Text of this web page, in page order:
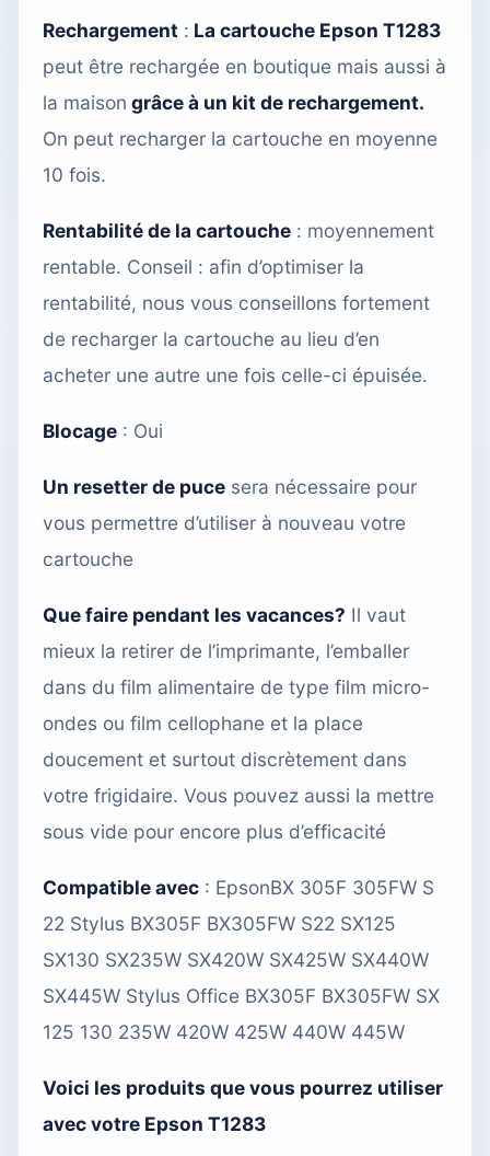
Rechargement : La cartouche Epson T1283
peut être rechargée en boutique mais aussi à
la maison grâce à un kit de rechargement.
On peut recharger la cartouche en moyenne
10 fois.
Rentabilité de la cartouche : moyennement
rentable. Conseil : afin d’optimiser la
rentabilité, nous vous conseillons fortement
de recharger la cartouche au lieu d’en
acheter une autre une fois celle-ci épuisée.
Blocage : Oui
Un resetter de puce sera nécessaire pour
vous permettre d’utiliser à nouveau votre
cartouche
Que faire pendant les vacances? Il vaut
mieux la retirer de l’imprimante, l’emballer
dans du film alimentaire de type film micro-
ondes ou film cellophane et la place
doucement et surtout discrètement dans
votre frigidaire. Vous pouvez aussi la mettre
sous vide pour encore plus d’efficacité
Compatible avec : EpsonBX 305F 305FW S
22 Stylus BX305F BX305FW S22 SX125
SX130 SX235W SX420W SX425W SX440W
SX445W Stylus Office BX305F BX305FW SX
125 130 235W 420W 425W 440W 445W
Voici les produits que vous pourrez utiliser
avec votre Epson T1283